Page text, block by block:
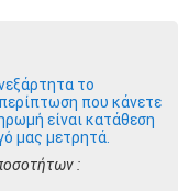
το
που κάνετε
είναι κατάθεση
μας μετρητά.
: